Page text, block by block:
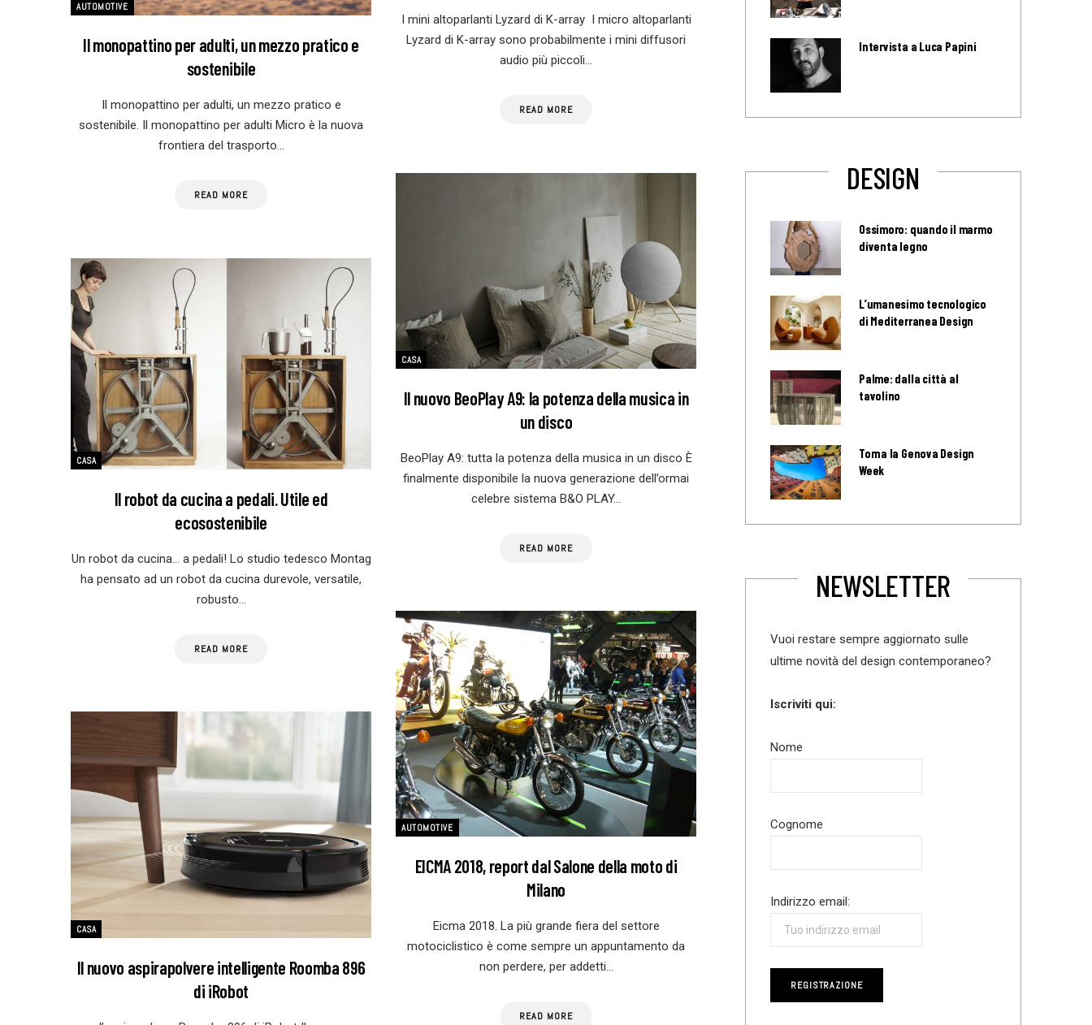
I mini altoparlanti Lyzard di K-array I micro altoparlanti
Lyzard di K-array sono probabilmente i mini diffusori
audio più piccoli…
READ MORE
AUTOMOTIVE
Il monopattino per adulti, un mezzo pratico e
sostenibile
Il monopattino per adulti, un mezzo pratico e
sostenibile. Il monopattino per adulti Micro è la nuova
frontiera del trasporto…
READ MORE
CASA
Il nuovo BeoPlay A9: la potenza della musica in
un disco
BeoPlay A9: tutta la potenza della musica in un disco È
finalmente disponibile la nuova generazione dell’ormai
celebre sistema B&O PLAY…
READ MORE
CASA
Il robot da cucina a pedali. Utile ed
ecosostenibile
Un robot da cucina… a pedali! Lo studio tedesco Montag
ha pensato ad un robot da cucina durevole, versatile,
robusto…
READ MORE
AUTOMOTIVE
EICMA 2018, report dal Salone della moto di
Milano
Eicma 2018. La più grande fiera del settore
motociclistico è come sempre un appuntamento da
non perdere, per addetti…
READ MORE
CASA
Il nuovo aspirapolvere intelligente Roomba 896
di iRobot
Intervista a Luca Papini
DESIGN
Ossimoro: quando il marmo
diventa legno
L’umanesimo tecnologico
di Mediterranea Design
Palme: dalla città al
tavolino
Torna la Genova Design
Week
NEWSLETTER
Vuoi restare sempre aggiornato sulle
ultime novità del design contemporaneo?
Iscriviti qui:
Nome
Cognome
Indirizzo email: